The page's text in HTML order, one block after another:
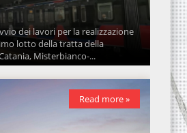
dei lavori per la realizzazione
lotto della tratta della
Misterbianco-...
Read more »